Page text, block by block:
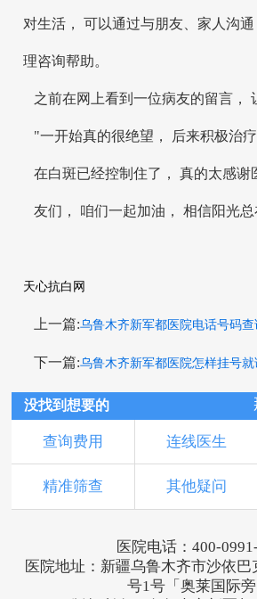
对生活， 可以通过与朋友、家人沟
理咨询帮助。
之前在网上看到一位病友的留言，
"一开始真的很绝望， 后来积极治
在白斑已经控制住了， 真的太感谢
友们， 咱们一起加油， 相信阳光总
天心抗白网
上一篇:乌鲁木齐新军都医院电话号码查
下一篇:乌鲁木齐新军都医院怎样挂号就
没找到想要的
查询费用 连线医生
精准筛查 其他疑问
医院电话：400-
医院地址：新疆乌鲁木齐市沙依巴
号1号「奥莱国际旁